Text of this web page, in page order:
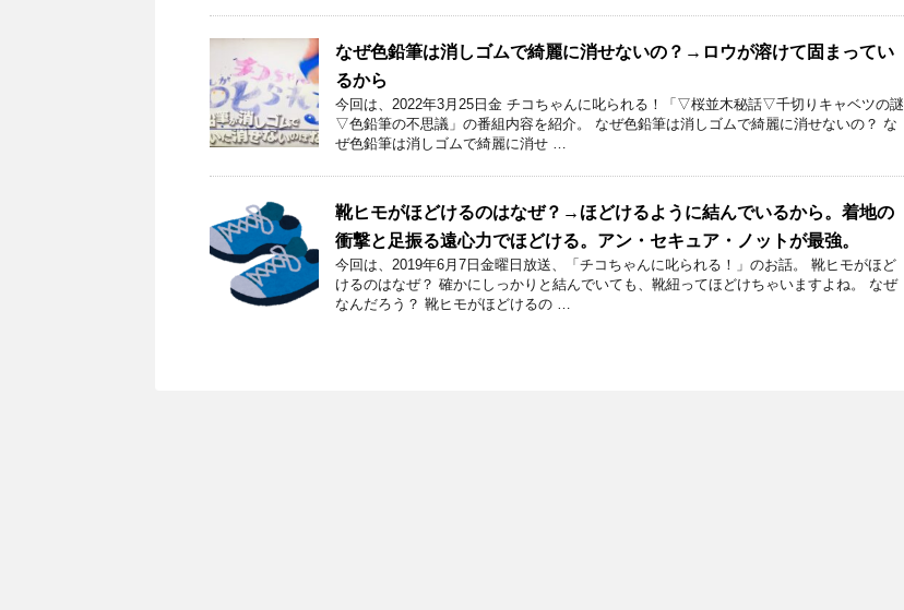
なぜ色鉛筆は消しゴムで綺麗に消せないの？→ロウが溶けて固まってい
るから
今回は、2022年3月25日金 チコちゃんに叱られる！「▽桜並木秘話▽千切りキャベツの謎
▽色鉛筆の不思議」の番組内容を紹介。 なぜ色鉛筆は消しゴムで綺麗に消せないの？ な
ぜ色鉛筆は消しゴムで綺麗に消せ …
靴ヒモがほどけるのはなぜ？→ほどけるように結んでいるから。着地の
衝撃と足振る遠心力でほどける。アン・セキュア・ノットが最強。
今回は、2019年6月7日金曜日放送、「チコちゃんに叱られる！」のお話。 靴ヒモがほど
けるのはなぜ？ 確かにしっかりと結んでいても、靴紐ってほどけちゃいますよね。 なぜ
なんだろう？ 靴ヒモがほどけるの …